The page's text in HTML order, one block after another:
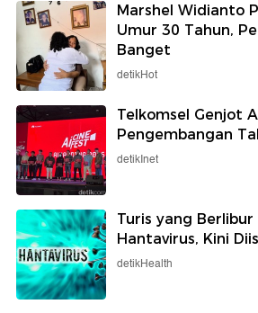
Marshel Widianto
Umur 30 Tahun,
Banget
detikHot
Telkomsel Genjot
Pengembangan
detikInet
Turis yang
Hantavirus, Kini
detikHealth